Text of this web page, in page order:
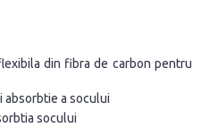
din fibra de carbon pentru
a socului
socului